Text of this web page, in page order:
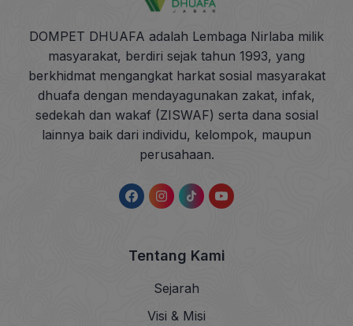
DOMPET DHUAFA adalah Lembaga Nirlaba milik
masyarakat, berdiri sejak tahun 1993, yang
berkhidmat mengangkat harkat sosial masyarakat
dhuafa dengan mendayagunakan zakat, infak,
sedekah dan wakaf (ZISWAF) serta dana sosial
lainnya baik dari individu, kelompok, maupun
perusahaan.
Tentang Kami
Sejarah
Visi & Misi